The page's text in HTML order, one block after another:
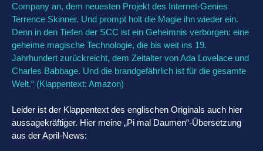
Company an, dem neuesten Projekt des Internet-Genies
Terrence Skinner. Und prompt holt die Magie ihn wieder ein.
Denn in den Tiefen der SCC ist ein Geheimnis verborgen: eine
geheime magische Technologie, die bis weit ins 19.
Jahrhundert zurückreicht, dem Zeitalter von Ada Lovelace und
Charles Babbage. Und die brandgefährlich ist für die gesamte
Welt.“ (Klappentext: Amazon)
Leider ist der Klappentext des englischen Originals auch hier
aussagekräftiger. Hier meine „Pi mal Daumen“-Übersetzung
aus der April-News: